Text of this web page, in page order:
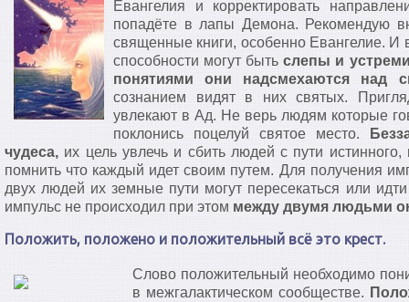
Евангелия и корректировать
попадёте в лапы Демона. Рекомендую
священные книги, особенно Евангелие.
способности могут бытьслепы и
понятиями они надсмехаются над
сознанием видят в них святых.
увлекают в Ад. Не верь людям которые
поклонись поцелуй святое место.
чудеса, их цель увлечь и сбить людей с пути
помнить что каждый идет своим путем. Для получения
двух людей их земные пути могут пересекаться или
импульс не происходил при этом между двумя людьми
Положить, положено и положительный всё это крест.
Слово положительный необходимо
в межгалактическом сообществе.